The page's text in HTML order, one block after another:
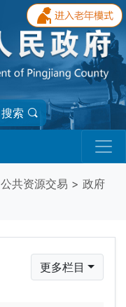
搜索
公共资源交易 > 政府
更多栏目